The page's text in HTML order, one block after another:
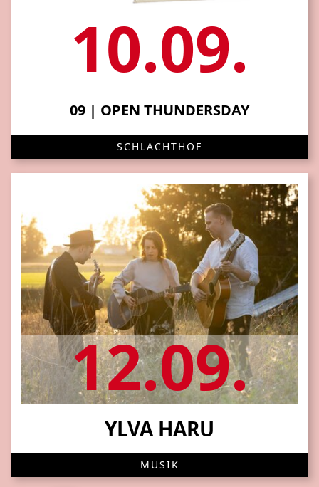
10.09.
09 | OPEN THUNDERSDAY
SCHLACHTHOF
12.09.
YLVA HARU
MUSIK